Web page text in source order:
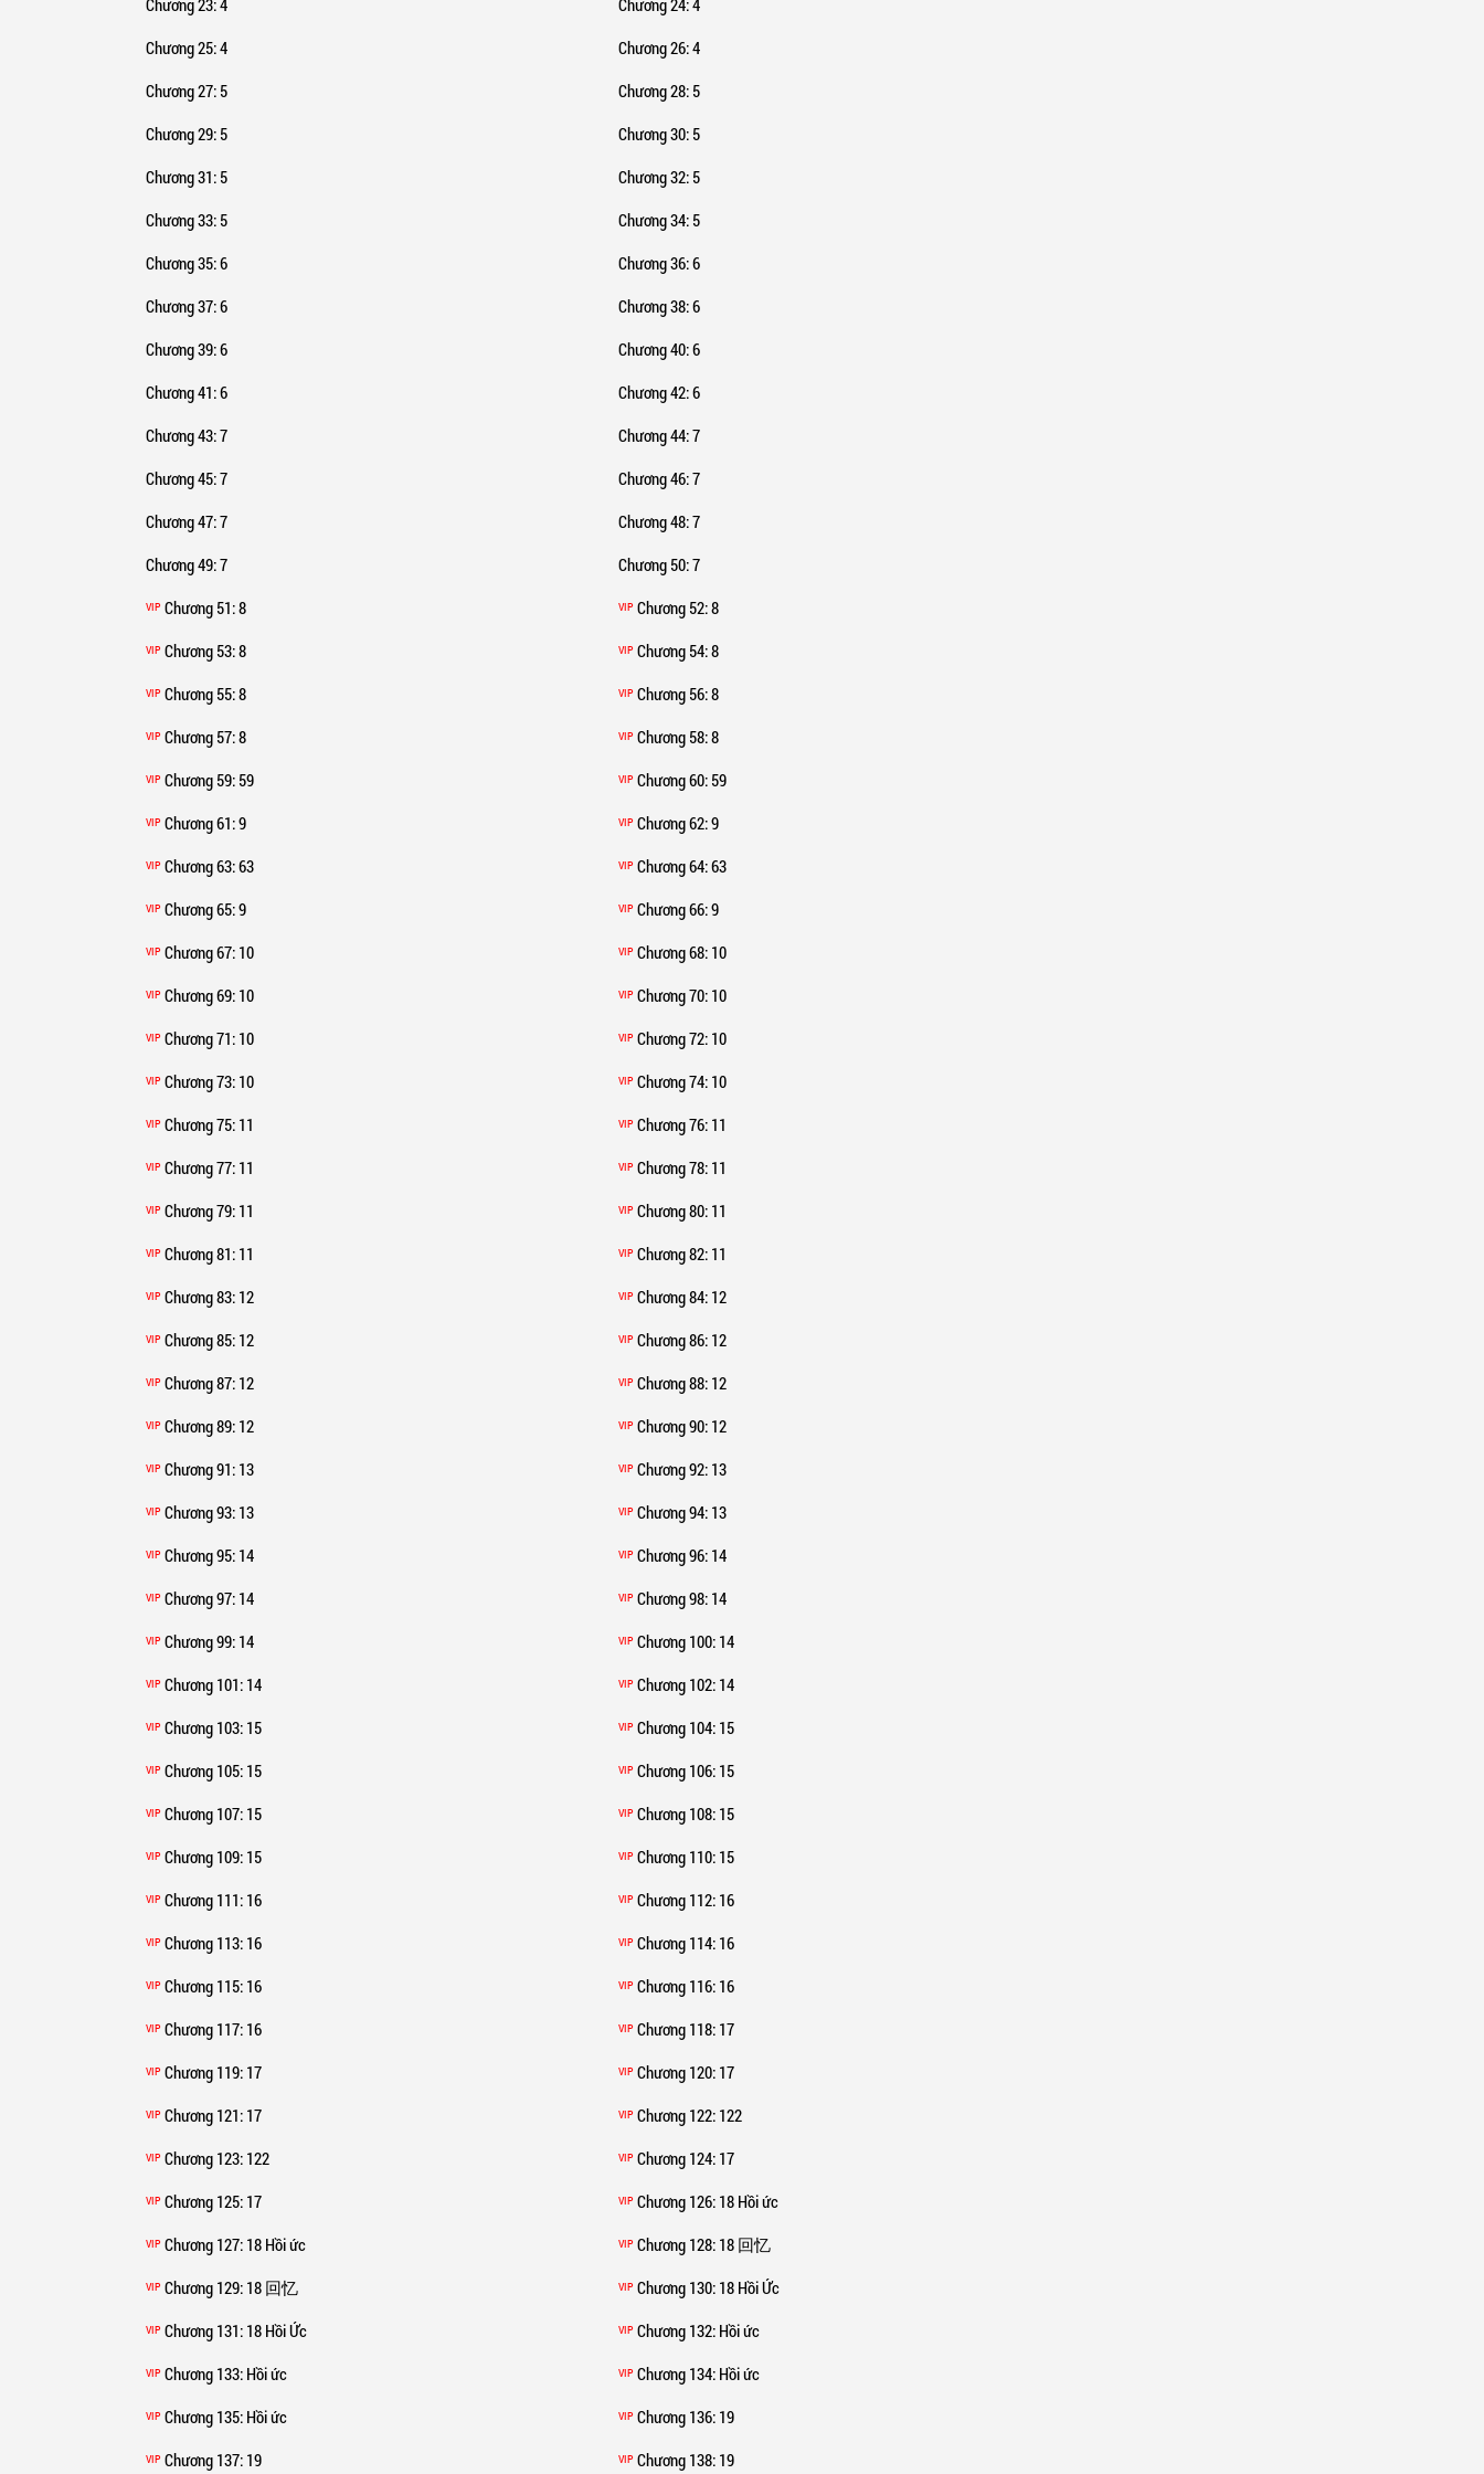
Chương 23: 4 Chương 24: 4
Chương 25: 4 Chương 26: 4
Chương 27: 5 Chương 28: 5
Chương 29: 5 Chương 30: 5
Chương 31: 5 Chương 32: 5
Chương 33: 5 Chương 34: 5
Chương 35: 6 Chương 36: 6
Chương 37: 6 Chương 38: 6
Chương 39: 6 Chương 40: 6
Chương 41: 6 Chương 42: 6
Chương 43: 7 Chương 44: 7
Chương 45: 7 Chương 46: 7
Chương 47: 7 Chương 48: 7
Chương 49: 7 Chương 50: 7
VIP Chương 51: 8 VIP Chương 52: 8
VIP Chương 53: 8 VIP Chương 54: 8
VIP Chương 55: 8 VIP Chương 56: 8
VIP Chương 57: 8 VIP Chương 58: 8
VIP Chương 59: 59 VIP Chương 60: 59
VIP Chương 61: 9 VIP Chương 62: 9
VIP Chương 63: 63 VIP Chương 64: 63
VIP Chương 65: 9 VIP Chương 66: 9
VIP Chương 67: 10 VIP Chương 68: 10
VIP Chương 69: 10 VIP Chương 70: 10
VIP Chương 71: 10 VIP Chương 72: 10
VIP Chương 73: 10 VIP Chương 74: 10
VIP Chương 75: 11 VIP Chương 76: 11
VIP Chương 77: 11 VIP Chương 78: 11
VIP Chương 79: 11 VIP Chương 80: 11
VIP Chương 81: 11 VIP Chương 82: 11
VIP Chương 83: 12 VIP Chương 84: 12
VIP Chương 85: 12 VIP Chương 86: 12
VIP Chương 87: 12 VIP Chương 88: 12
VIP Chương 89: 12 VIP Chương 90: 12
VIP Chương 91: 13 VIP Chương 92: 13
VIP Chương 93: 13 VIP Chương 94: 13
VIP Chương 95: 14 VIP Chương 96: 14
VIP Chương 97: 14 VIP Chương 98: 14
VIP Chương 99: 14 VIP Chương 100: 14
VIP Chương 101: 14 VIP Chương 102: 14
VIP Chương 103: 15 VIP Chương 104: 15
VIP Chương 105: 15 VIP Chương 106: 15
VIP Chương 107: 15 VIP Chương 108: 15
VIP Chương 109: 15 VIP Chương 110: 15
VIP Chương 111: 16 VIP Chương 112: 16
VIP Chương 113: 16 VIP Chương 114: 16
VIP Chương 115: 16 VIP Chương 116: 16
VIP Chương 117: 16 VIP Chương 118: 17
VIP Chương 119: 17 VIP Chương 120: 17
VIP Chương 121: 17 VIP Chương 122: 122
VIP Chương 123: 122 VIP Chương 124: 17
VIP Chương 125: 17 VIP Chương 126: 18 Hồi ức
VIP Chương 127: 18 Hồi ức VIP Chương 128: 18 回忆
VIP Chương 129: 18 回忆 VIP Chương 130: 18 Hồi Ức
VIP Chương 131: 18 Hồi Ức VIP Chương 132: Hồi ức
VIP Chương 133: Hồi ức VIP Chương 134: Hồi ức
VIP Chương 135: Hồi ức VIP Chương 136: 19
VIP Chương 137: 19 VIP Chương 138: 19